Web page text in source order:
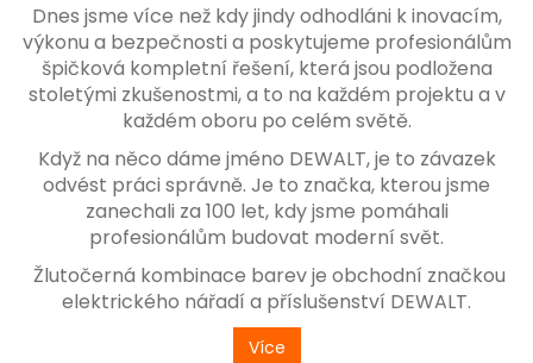
Dnes jsme více než kdy jindy odhodláni k inovacím,
výkonu a bezpečnosti a poskytujeme profesionálům
špičková kompletní řešení, která jsou podložena
stoletými zkušenostmi, a to na každém projektu a v
každém oboru po celém světě.
Když na něco dáme jméno DEWALT, je to závazek
odvést práci správně. Je to značka, kterou jsme
zanechali za 100 let, kdy jsme pomáhali
profesionálům budovat moderní svět.
Žlutočerná kombinace barev je obchodní značkou
elektrického nářadí a příslušenství DEWALT.
Více